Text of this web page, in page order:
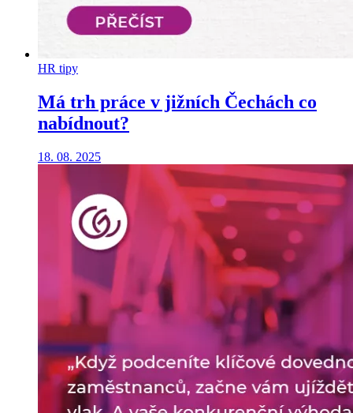
HR tipy
Má trh práce v jižních Čechách co
nabídnout?
18. 08. 2025